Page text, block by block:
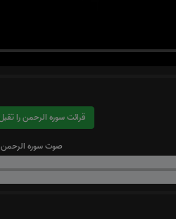
قرائت سوره الرحمن را تقبل میکنم
صوت سوره الرحمن